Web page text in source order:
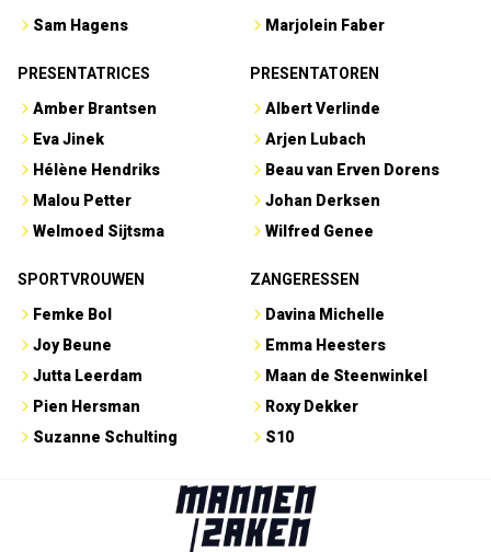
Sam Hagens
Marjolein Faber
PRESENTATRICES
Amber Brantsen
Eva Jinek
Hélène Hendriks
Malou Petter
Welmoed Sijtsma
PRESENTATOREN
Albert Verlinde
Arjen Lubach
Beau van Erven Dorens
Johan Derksen
Wilfred Genee
SPORTVROUWEN
Femke Bol
Joy Beune
Jutta Leerdam
Pien Hersman
Suzanne Schulting
ZANGERESSEN
Davina Michelle
Emma Heesters
Maan de Steenwinkel
Roxy Dekker
S10